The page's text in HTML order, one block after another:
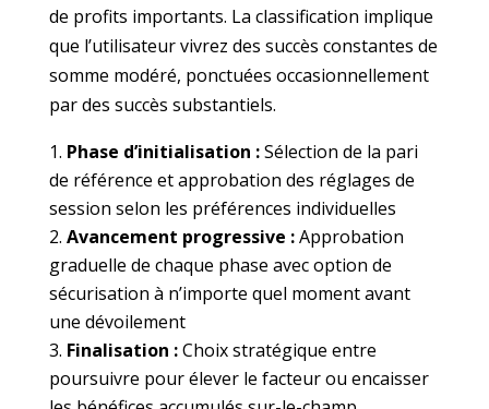
de profits importants. La classification implique
que l’utilisateur vivrez des succès constantes de
somme modéré, ponctuées occasionnellement
par des succès substantiels.
Phase d’initialisation :Sélection de la pari
de référence et approbation des réglages de
session selon les préférences individuelles
Avancement progressive :Approbation
graduelle de chaque phase avec option de
sécurisation à n’importe quel moment avant
une dévoilement
Finalisation :Choix stratégique entre
poursuivre pour élever le facteur ou encaisser